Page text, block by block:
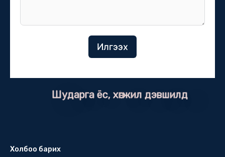
Илгээх
Шударга ёс, хөгжил дэвшилд
Холбоо барих